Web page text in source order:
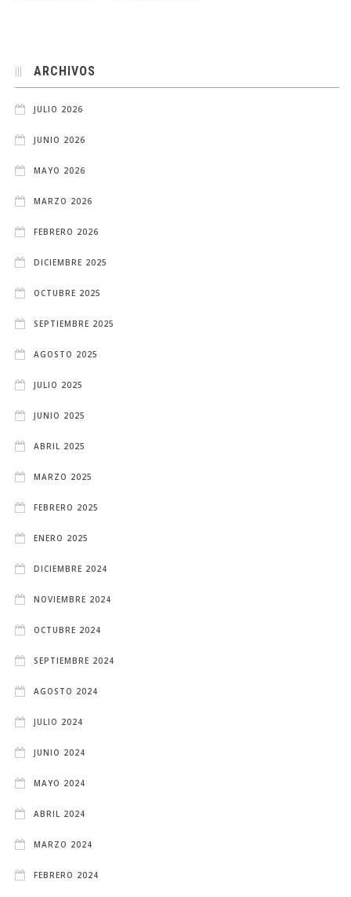
ARCHIVOS
JULIO 2026
JUNIO 2026
MAYO 2026
MARZO 2026
FEBRERO 2026
DICIEMBRE 2025
OCTUBRE 2025
SEPTIEMBRE 2025
AGOSTO 2025
JULIO 2025
JUNIO 2025
ABRIL 2025
MARZO 2025
FEBRERO 2025
ENERO 2025
DICIEMBRE 2024
NOVIEMBRE 2024
OCTUBRE 2024
SEPTIEMBRE 2024
AGOSTO 2024
JULIO 2024
JUNIO 2024
MAYO 2024
ABRIL 2024
MARZO 2024
FEBRERO 2024